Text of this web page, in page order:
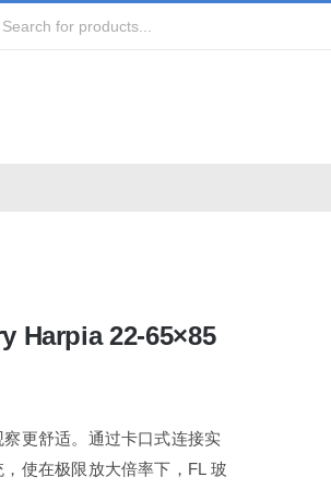
Harpia 22-65×85
更舒适。通过卡口式连接实
使在极限放大倍率下，FL 玻